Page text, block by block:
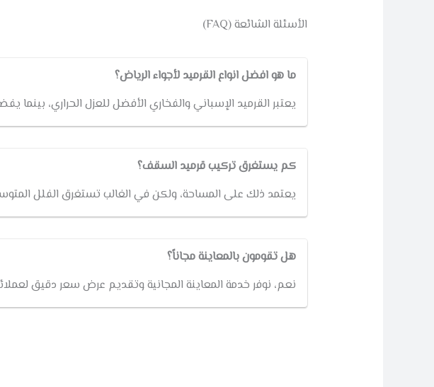
الأسئلة الشائعة (FAQ)
ما هو افضل انواع القرميد لأجواء الرياض؟
يعتبر القرميد الإسباني والفخاري الأفضل للعزل الحراري، بينما
كم يستغرق تركيب قرميد السقف؟
يعتمد ذلك على المساحة، ولكن في الغالب تستغرق الفلل المتوسطة ما بين 7
هل تقومون بالمعاينة مجاناً؟
نعم، نوفر خدمة المعاينة المجانية وتقديم عرض سعر دقيق